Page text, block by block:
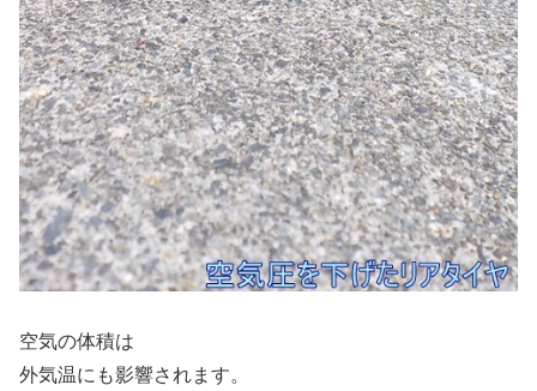
空気の体積は
外気温にも影響されます。